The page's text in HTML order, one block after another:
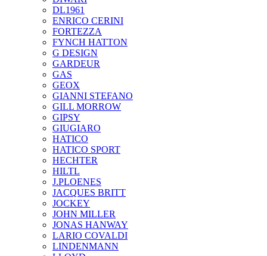
DL1961
ENRICO CERINI
FORTEZZA
FYNCH HATTON
G DESIGN
GARDEUR
GAS
GEOX
GIANNI STEFANO
GILL MORROW
GIPSY
GIUGIARO
HATICO
HATICO SPORT
HECHTER
HILTL
J.PLOENES
JAСQUES BRITT
JOCKEY
JOHN MILLER
JONAS HANWAY
LARIO COVALDI
LINDENMANN